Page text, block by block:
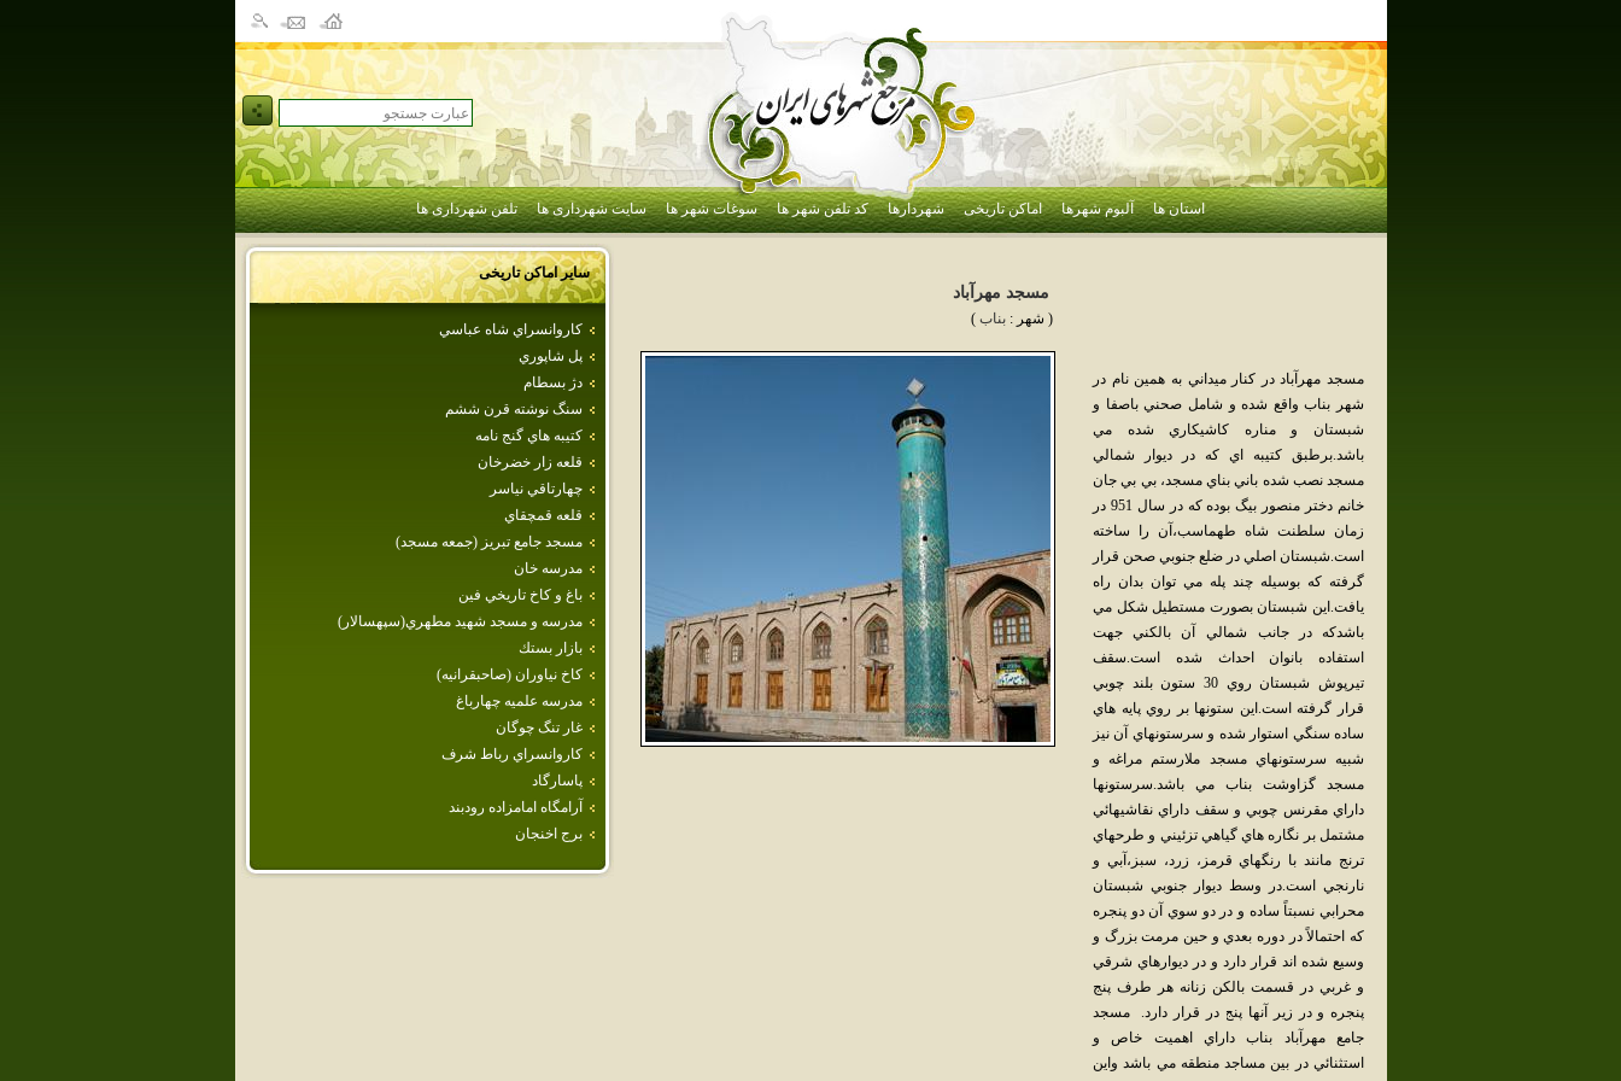
استان ها آلبوم شهرها اماکن تاریخی شهردارها کد تلفن شهر ها سوغات شهر ها سایت شهرداری ها تلفن شهرداری ها
سایر اماکن تاریخی
كاروانسراي شاه عباسي
پل‌ شاپوري‌
دژ بسطام
سنگ نوشته قرن ششم
كتيبه هاي گنج نامه
قلعه‌ زار خضرخان‌
چهارتاقي نياسر
قلعه قمچقاي
مسجد جامع تبريز (جمعه مسجد)
مدرسه خان
باغ و كاخ تاريخي فين
مدرسه و مسجد شهيد مطهري(سپهسالار)
بازار بستك
كاخ نياوران (صاحبقرانيه)
مدرسه علميه چهارباغ
غار تنگ چوگان
كاروانسراي رباط شرف
پاسارگاد
آرامگاه امامزاده رودبند
برج اخنجان
مسجد مهرآباد
( شهر : بناب )
مسجد مهرآباد در كنار ميداني به همين نام در
شهر بناب واقع شده و شامل صحني باصفا و
شبستان و مناره كاشيكاري شده مي
باشد.برطبق كتيبه اي كه در ديوار شمالي
مسجد نصب شده باني بناي مسجد، بي بي جان
خانم دختر منصور بيگ بوده كه در سال 951 در
زمان سلطنت شاه طهماسب،آن را ساخته
است.شبستان اصلي در ضلع جنوبي صحن قرار
گرفته كه بوسيله چند پله مي توان بدان راه
يافت.اين شبستان بصورت مستطيل شكل مي
باشدكه در جانب شمالي آن بالكني جهت
استفاده بانوان احداث شده است.سقف
تيرپوش شبستان روي 30 ستون بلند چوبي
قرار گرفته است.اين ستونها بر روي پايه هاي
ساده سنگي استوار شده و سرستونهاي آن نيز
شبيه سرستونهاي مسجد ملارستم مراغه و
مسجد گزاوشت بناب مي باشد.سرستونها
داراي مقرنس چوبي و سقف داراي نقاشيهائي
مشتمل بر نگاره هاي گياهي تزئيني و طرحهاي
ترنج مانند با رنگهاي قرمز، زرد، سبز،آبي و
نارنجي است.در وسط ديوار جنوبي شبستان
محرابي نسبتاً ساده و در دو سوي آن دو پنجره
كه احتمالاً در دوره بعدي و حين مرمت بزرگ و
وسيع شده اند قرار دارد و در ديوارهاي شرقي
و غربي در قسمت بالكن زنانه هر طرف پنج
پنجره و در زير آنها پنج در قرار دارد. مسجد
جامع مهرآباد بناب داراي اهميت خاص و
استثنائي در بين مساجد منطقه مي باشد واين